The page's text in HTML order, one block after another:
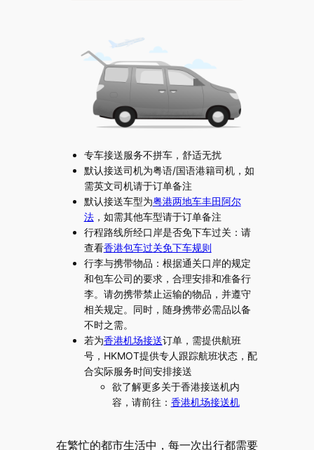
专车接送服务不拼车，舒适无扰
默认接送司机为粤语/国语港籍司机，如
需英文司机请于订单备注
默认接送车型为粤港两地车丰田阿尔
法，如需其他车型请于订单备注
行程路线所经口岸是否免下车过关：请
查看香港包车过关免下车规则
行李与携带物品：根据通关口岸的规定
和包车公司的要求，合理安排和准备行
李。请勿携带禁止运输的物品，并遵守
相关规定。同时，随身携带必需品以备
不时之需。
若为香港机场接送订单，需提供航班
号，HKMOT提供专人跟踪航班状态，配
合实际服务时间安排接送
欲了解更多关于香港接送机内
容，请前往： 香港机场接送机
在繁忙的都市生活中，每一次出行都需要